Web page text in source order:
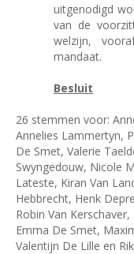
uitgenodigd
van de
welzijn,
mandaat.
Besluit
26 stemmen voor:
Annelies Lammertyn,
De Smet, Valerie
Swyngedouw, Nicole
Lateste, Kiran Van
Hebbrecht, Henk
Robin Van
Emma De Smet,
Valentijn De Lille en